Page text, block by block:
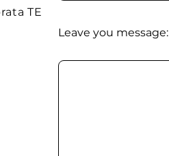
TE
Leave you message: